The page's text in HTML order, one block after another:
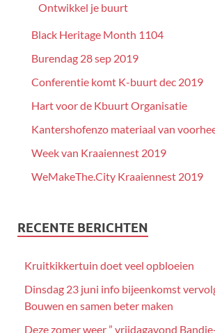
Ontwikkel je buurt
Black Heritage Month 1104
Burendag 28 sep 2019
Conferentie komt K-buurt dec 2019
Hart voor de Kbuurt Organisatie
Kantershofenzo materiaal van
Week van Kraaiennest 2019
WeMakeThe.City Kraaiennest 2019
RECENTE BERICHTEN
Kruitkikkertuin doet veel opbloeien
Dinsdag 23 juni info bijeenkomst
Bouwen en samen beter maken
Deze zomer weer ” vrijdagavond